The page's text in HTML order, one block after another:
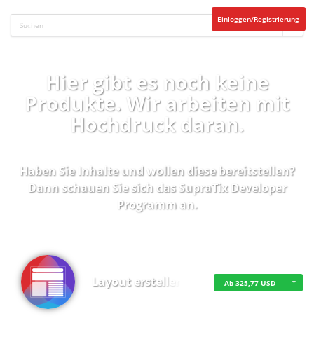
Einloggen/Registrierung
Hier gibt es noch keine
Produkte. Wir arbeiten mit
Hochdruck daran.
Haben Sie Inhalte und wollen diese bereitstellen?
Dann schauen Sie sich das SupraTix Developer
Programman.
Layout erstellen Ab 325,77 USD